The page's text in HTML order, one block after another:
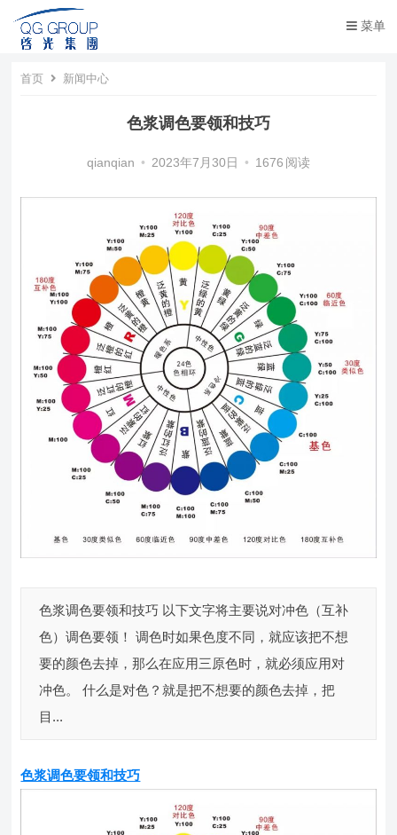
菜单
首页 新闻中心
色浆调色要领和技巧
qianqian • 2023年7月30日 • 1676 阅读
色浆调色要领和技巧 以下文字将主要说对冲色（互补
色）调色要领！ 调色时如果色度不同，就应该把不想
要的颜色去掉，那么在应用三原色时，就必须应用对
冲色。 什么是对色？就是把不想要的颜色去掉，把
目...
色浆调色要领和技巧